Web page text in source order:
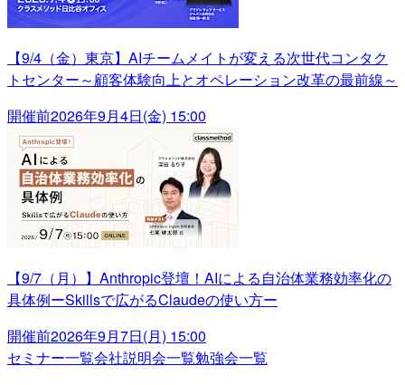
【9/4（金）東京】AIチームメイトが変える次世代コンタク
トセンター～顧客体験向上とオペレーション改革の最前線～
開催前2026年9月4日(金) 15:00
【9/7（月）】Anthropic登壇！AIによる自治体業務効率化の
具体例ーSkillsで広がるClaudeの使い方ー
開催前2026年9月7日(月) 15:00
セミナー一覧会社説明会一覧勉強会一覧